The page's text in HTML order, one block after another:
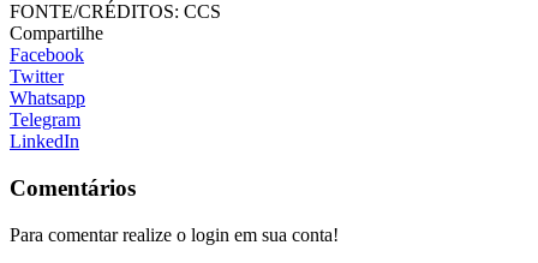
FONTE/CRÉDITOS: CCS
Compartilhe
Facebook
Twitter
Whatsapp
Telegram
LinkedIn
Comentários
Para comentar realize o login em sua conta!